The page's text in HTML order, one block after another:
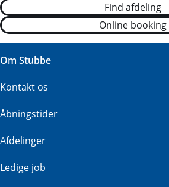
Find afdeling
Online booking
Om Stubbe
Kontakt os
Åbningstider
Afdelinger
Ledige job